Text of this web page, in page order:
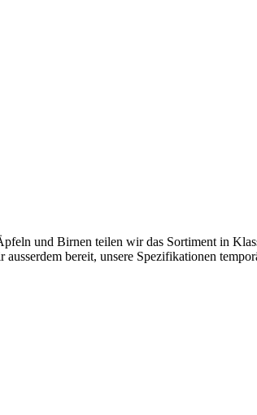
und Birnen teilen wir das Sortiment in
bereit, unsere Spezifikationen